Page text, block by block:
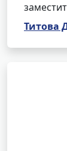
Титова